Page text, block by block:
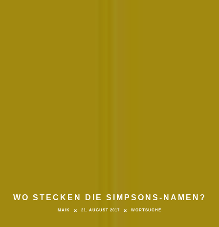
WO STECKEN DIE SIMPSONS-NAMEN?
MAIK 21. AUGUST 2017 WORTSUCHE